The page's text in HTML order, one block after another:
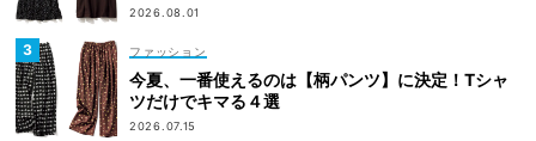
2026.08.01
ファッション
今夏、一番使えるのは【柄パンツ】に決定！Tシャ
ツだけでキマる４選
2026.07.15